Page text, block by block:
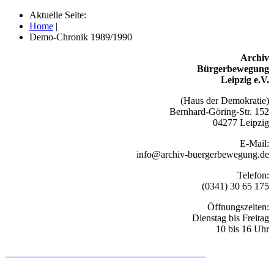
Aktuelle Seite:
Home |
Demo-Chronik 1989/1990
Archiv
Bürgerbewegung
Leipzig e.V.
(Haus der Demokratie)
Bernhard-Göring-Str. 152
04277 Leipzig
E-Mail:
info@archiv-buergerbewegung.de
Telefon:
(0341) 30 65 175
Öffnungszeiten:
Dienstag bis Freitag
10 bis 16 Uhr